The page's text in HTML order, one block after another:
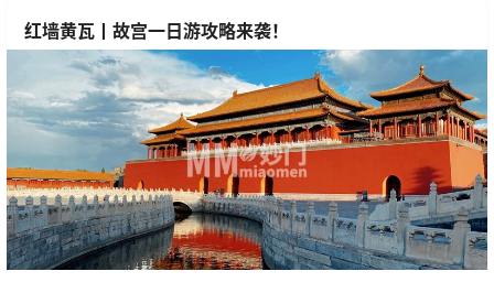
红墙黄瓦丨故宫一日游攻略来袭！